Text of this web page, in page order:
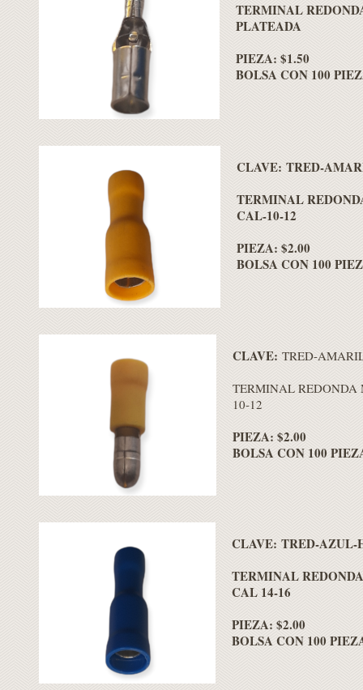
TERMINAL
PLATEADA
PIEZA: $1.50
BOLSA CON 100
CLAVE: TRED-
TERMINAL
CAL-10-12
PIEZA: $2.00
BOLSA CON 100
CLAVE: TRED-
TERMINAL
10-12
PIEZA: $2.00
BOLSA CON 100
CLAVE: TRED-AZUL-
TERMINAL
CAL 14-16
PIEZA: $2.00
BOLSA CON 100